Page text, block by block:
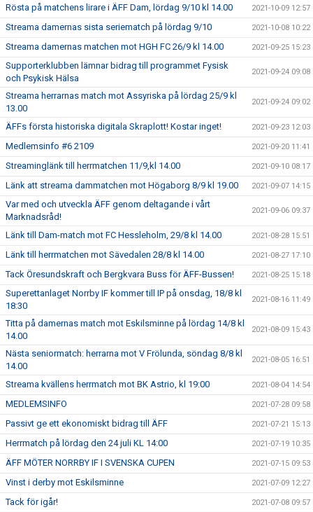
Rösta på matchens lirare i ÄFF Dam, lördag 9/10 kl 14.00 2021-10-09 12:57
Streama damernas sista seriematch på lördag 9/10 2021-10-08 10:22
Streama damernas matchen mot HGH FC 26/9 kl 14.00 2021-09-25 15:23
Supporterklubben lämnar bidrag till programmet Fysisk
och Psykisk Hälsa
2021-09-24 09:08
Streama herrarnas match mot Assyriska på lördag 25/9 kl
13.00
2021-09-24 09:02
ÄFFs första historiska digitala Skraplott! Kostar inget! 2021-09-23 12:03
Medlemsinfo #6 2109 2021-09-20 11:41
Streaminglänk till herrmatchen 11/9,kl 14.00 2021-09-10 08:17
Länk att streama dammatchen mot Högaborg 8/9 kl 19.00 2021-09-07 14:15
Var med och utveckla ÄFF genom deltagande i vårt
Marknadsråd!
2021-09-06 09:37
Länk till Dam-match mot FC Hessleholm, 29/8 kl 14.00 2021-08-28 15:51
Länk till herrmatchen mot Sävedalen 28/8 kl 14.00 2021-08-27 17:10
Tack Öresundskraft och Bergkvara Buss för ÄFF-Bussen! 2021-08-25 15:18
Superettanlaget Norrby IF kommer till IP på onsdag, 18/8 kl
18:30
2021-08-16 11:49
Titta på damernas match mot Eskilsminne på lördag 14/8 kl
14.00
2021-08-09 15:43
Nästa seniormatch: herrarna mot V Frölunda, söndag 8/8 kl
14.00
2021-08-05 16:51
Streama kvällens herrmatch mot BK Astrio, kl 19:00 2021-08-04 14:54
MEDLEMSINFO 2021-07-28 09:58
Passivt ge ett ekonomiskt bidrag till ÄFF 2021-07-21 15:13
Herrmatch på lördag den 24 juli KL 14:00 2021-07-19 10:35
ÄFF MÖTER NORRBY IF I SVENSKA CUPEN 2021-07-15 09:53
Vinst i derby mot Eskilsminne 2021-07-09 12:27
Tack för igår! 2021-07-08 09:57